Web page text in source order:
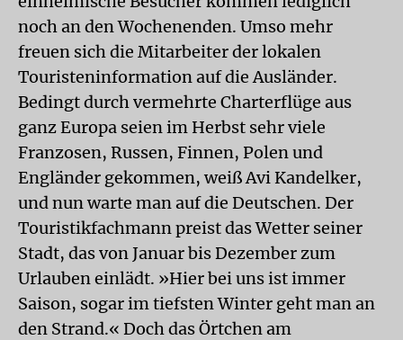
noch an den Wochenenden. Umso mehr
freuen sich die Mitarbeiter der lokalen
Touristeninformation auf die Ausländer.
Bedingt durch vermehrte Charterflüge aus
ganz Europa seien im Herbst sehr viele
Franzosen, Russen, Finnen, Polen und
Engländer gekommen, weiß Avi Kandelker,
und nun warte man auf die Deutschen. Der
Touristikfachmann preist das Wetter seiner
Stadt, das von Januar bis Dezember zum
Urlauben einlädt. »Hier bei uns ist immer
Saison, sogar im tiefsten Winter geht man an
den Strand.« Doch das Örtchen am